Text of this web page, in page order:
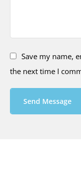
Save my name,
the next time I
Send Message